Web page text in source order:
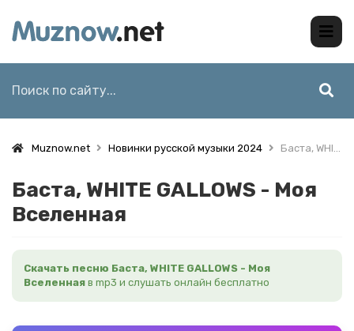
Muznow.net Новинки русской музыки 2024 Баста, WHITE GALLOWS - Моя Вселенная
Баста, WHITE GALLOWS - Моя
Вселенная
Скачать песню Баста, WHITE GALLOWS - Моя
Вселенная в mp3 и слушать онлайн бесплатно